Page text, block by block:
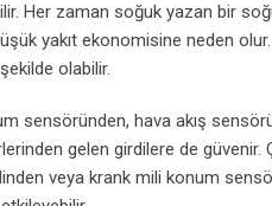
Her zaman soğuk yazan bir
yakıt ekonomisine neden
olabilir.
sensöründen, hava akış
gelen girdilere de
veya krank mili konum